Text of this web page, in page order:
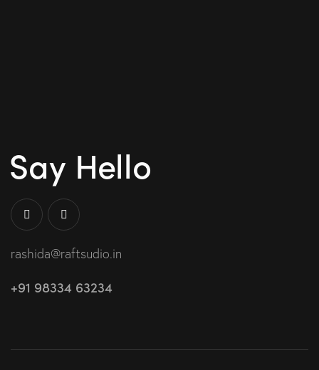
Say Hello
rashida@raftsudio.in
+91 98334 63234